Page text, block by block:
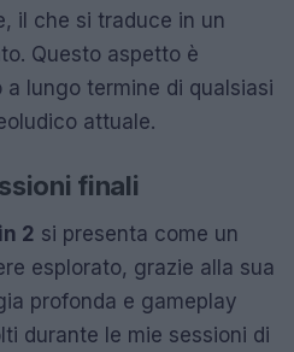
il che si traduce in un
Questo aspetto è
lungo termine di qualsiasi
attuale.
finali
2 si presenta come un
esplorato, grazie alla sua
profonda e gameplay
durante le mie sessioni di